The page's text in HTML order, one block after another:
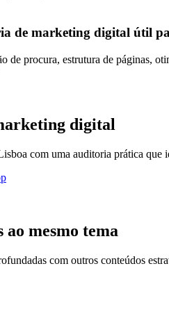
de marketing digital útil
de procura, estrutura de páginas,
digital
com uma auditoria prática
mesmo tema
com outros conteúdos